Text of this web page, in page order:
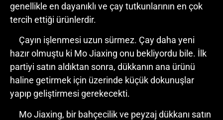
genellikle en dayanıklı ve çay tutkunlarının en çok
tercih ettiği ürünlerdir.
Çayın işlenmesi uzun sürmez. Çay daha yeni
hazır olmuştu ki Mo Jiaxing onu bekliyordu bile. İlk
partiyi satın aldıktan sonra, dükkanın ana ürünü
haline getirmek için üzerinde küçük dokunuşlar
yapıp geliştirmesi gerekecekti.
Mo Jiaxing, bir bahçecilik ve peyzaj dükkanı satın